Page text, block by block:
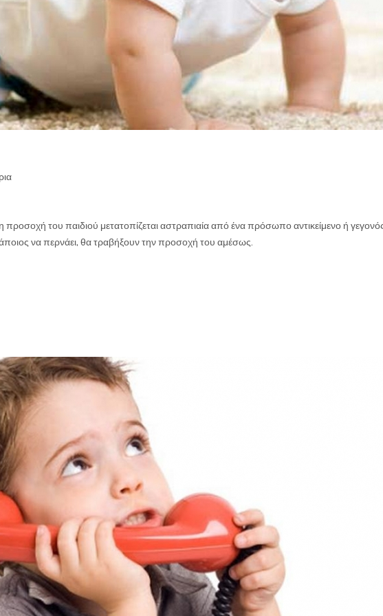
του παιδιού μετατοπίζεται αστραπιαία από ένα πρόσωπο αντικείμενο ή
να περνάει, θα τραβήξουν την προσοχή του αμέσως.